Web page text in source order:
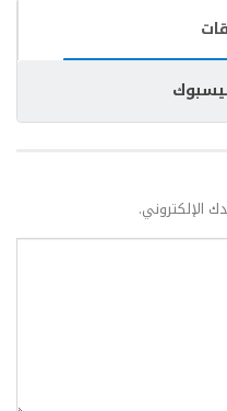
الإلكتروني.